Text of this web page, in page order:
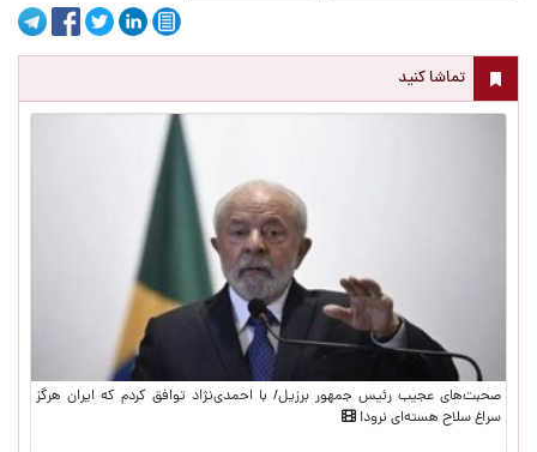
تماشا کنید
صحبت‌های عجیب رئیس جمهور برزیل/ با احمدی‌نژاد توافق کردم که ایران هرگز
سراغ سلاح هسته‌ای نرود!